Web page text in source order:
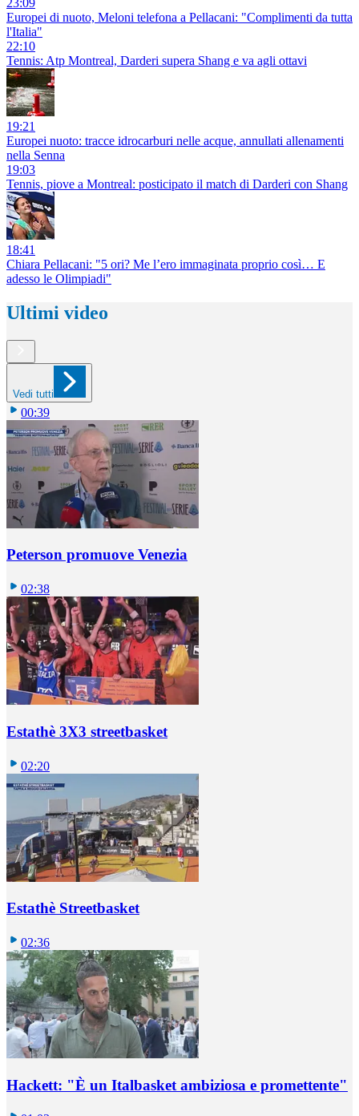
23:09
Europei di nuoto, Meloni telefona a Pellacani: "Complimenti da tutta
l'Italia"
22:10
Tennis: Atp Montreal, Darderi supera Shang e va agli ottavi
19:21
Europei nuoto: tracce idrocarburi nelle acque, annullati allenamenti
nella Senna
19:03
Tennis, piove a Montreal: posticipato il match di Darderi con Shang
18:41
Chiara Pellacani: "5 ori? Me l’ero immaginata proprio così… E
adesso le Olimpiadi"
Ultimi video
Vedi tutti
00:39
Peterson promuove Venezia
02:38
Estathè 3X3 streetbasket
02:20
Estathè Streetbasket
02:36
Hackett: "È un Italbasket ambiziosa e promettente"